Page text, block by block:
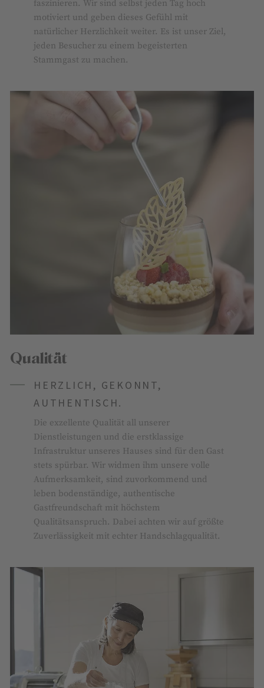
faszinieren. Wir sind selbst jeden Tag hoch
motiviert und geben dieses Gefühl mit
natürlicher Herzlichkeit weiter. Es ist unser Ziel,
jeden Besucher zu einem begeisterten
Stammgast zu machen.
Qualität
HERZLICH, GEKONNT,
AUTHENTISCH.
Die exzellente Qualität all unserer
Dienstleistungen und die erstklassige
Infrastruktur unseres Hauses sind für den Gast
stets spürbar. Wir widmen ihm unsere volle
Aufmerksamkeit, sind zuvorkommend und
leben bodenständige, authentische
Gastfreundschaft mit höchstem
Qualitätsanspruch. Dabei achten wir auf größte
Zuverlässigkeit mit echter Handschlagqualität.